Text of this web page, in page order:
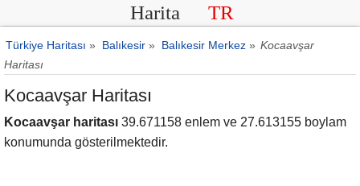
Harita TR
Türkiye Haritası » Balıkesir » Balıkesir Merkez » Kocaavşar
Haritası
Kocaavşar Haritası
Kocaavşar haritası 39.671158 enlem ve 27.613155 boylam
konumunda gösterilmektedir.